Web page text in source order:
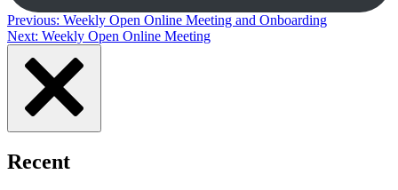
Post
navigation
Previous: Weekly Open Online Meeting and Onboarding
Next: Weekly Open Online Meeting
Recent